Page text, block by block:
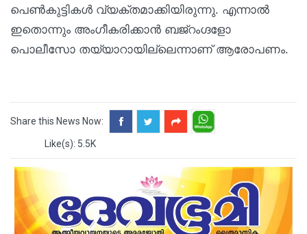
പെണ്‍കുട്ടികള്‍ വ്യക്തമാക്കിയിരുന്നു. എന്നാല്‍
ഇതൊന്നും അംഗീകരിക്കാന്‍ ബജ്റംഗ്ദളോ
പൊലീസോ തയ്യാറായില്ലെന്നാണ് ആരോപണം.
Share this News Now:
Like(s): 5.5K